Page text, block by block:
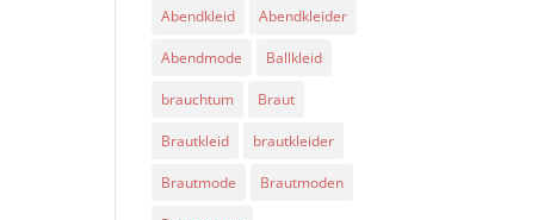
Abendkleid Abendkleider
Abendmode Ballkleid
brauchtum Braut
Brautkleid brautkleider
Brautmode Brautmoden